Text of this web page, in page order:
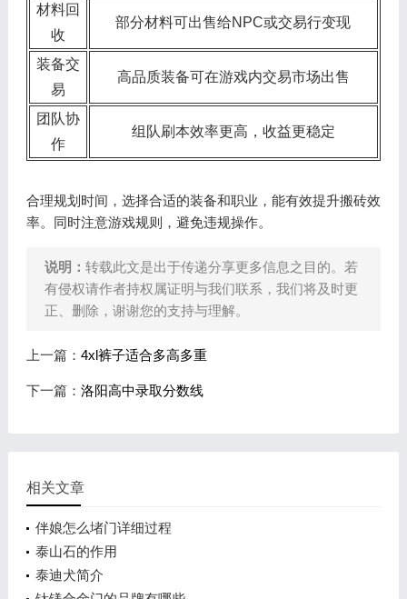
材料回
收
部分材料可出售给NPC或交易行变现
装备交
易
高品质装备可在游戏内交易市场出售
团队协
作
组队刷本效率更高，收益更稳定
合理规划时间，选择合适的装备和职业，能有效提升搬砖效
率。同时注意游戏规则，避免违规操作。
说明： 转载此文是出于传递分享更多信息之目的。若
有侵权请作者持权属证明与我们联系，我们将及时更
正、删除，谢谢您的支持与理解。
上一篇： 4xl裤子适合多高多重
下一篇： 洛阳高中录取分数线
相关文章
伴娘怎么堵门详细过程
泰山石的作用
泰迪犬简介